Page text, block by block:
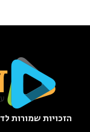
הזכויות שמורות לדוס